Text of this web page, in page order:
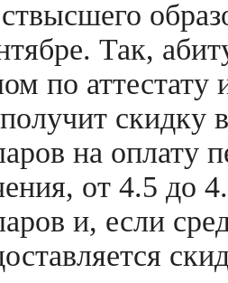
Так,
по
скидку
на оплату
от 4.5 до
и, если